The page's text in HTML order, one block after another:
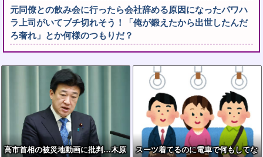
元同僚との飲み会に行ったら会社辞める原因になったパワハ
ラ上司がいてブチ切れそう！「俺が鍛えたから出世したんだ
ろ奢れ」とか何様のつもりだ？
高市首相の被災地動画に批判…木原
スーツ着てるのに電車で何もしてな